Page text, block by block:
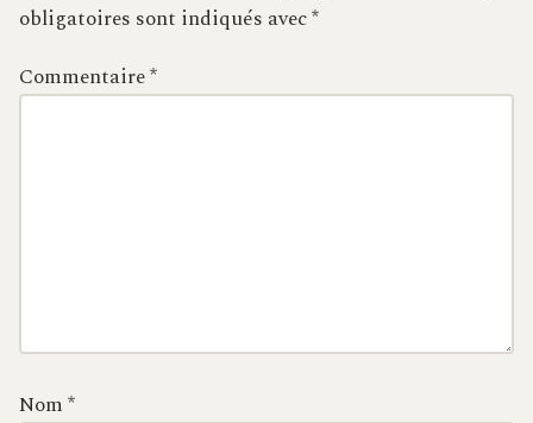
obligatoires sont indiqués avec*
Commentaire*
Nom*